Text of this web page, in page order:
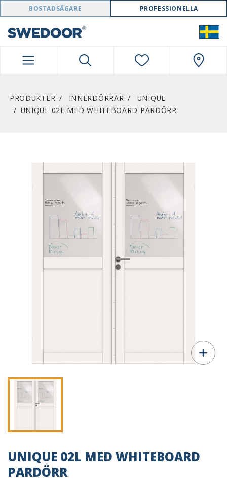
SWEDOOR NAVIGATION
BOSTADSÄGARE PROFESSIONELLA
PRODUKTER INNERDÖRRAR
UNIQUE
UNIQUE 02L MED WHITEBOARD PARDÖRR
UNIQUE 02L MED WHITEBOARD
PARDÖRR